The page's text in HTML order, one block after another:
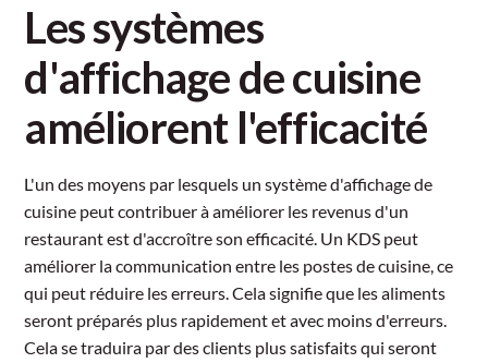
Les systèmes
d'affichage de cuisine
améliorent l'efficacité
L'un des moyens par lesquels un système d'affichage de
cuisine peut contribuer à améliorer les revenus d'un
restaurant est d'accroître son efficacité. Un KDS peut
améliorer la communication entre les postes de cuisine, ce
qui peut réduire les erreurs. Cela signifie que les aliments
seront préparés plus rapidement et avec moins d'erreurs.
Cela se traduira par des clients plus satisfaits qui seront